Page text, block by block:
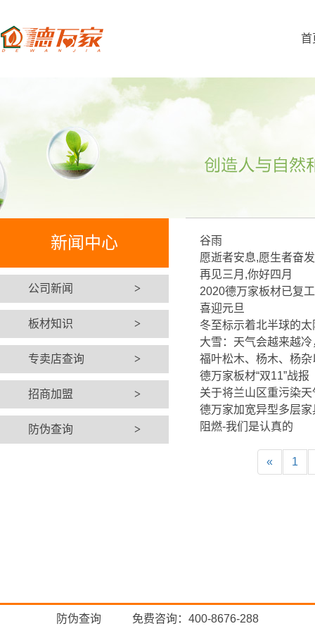
首
新闻中心
公司新闻 >
板材知识 >
专卖店查询 >
招商加盟 >
防伪查询 >
谷雨
愿逝者安息,愿生者奋
再见三月,你好四月
2020德万家板材已复
喜迎元旦
冬至标示着北半球的
大雪：天气会越来越
福叶松木、杨木、杨
德万家板材“双11”战报
关于将兰山区重污染
德万家加宽异型多层
阻燃-我们是认真的
« 1
防伪查询 免费咨询：400-8676-288